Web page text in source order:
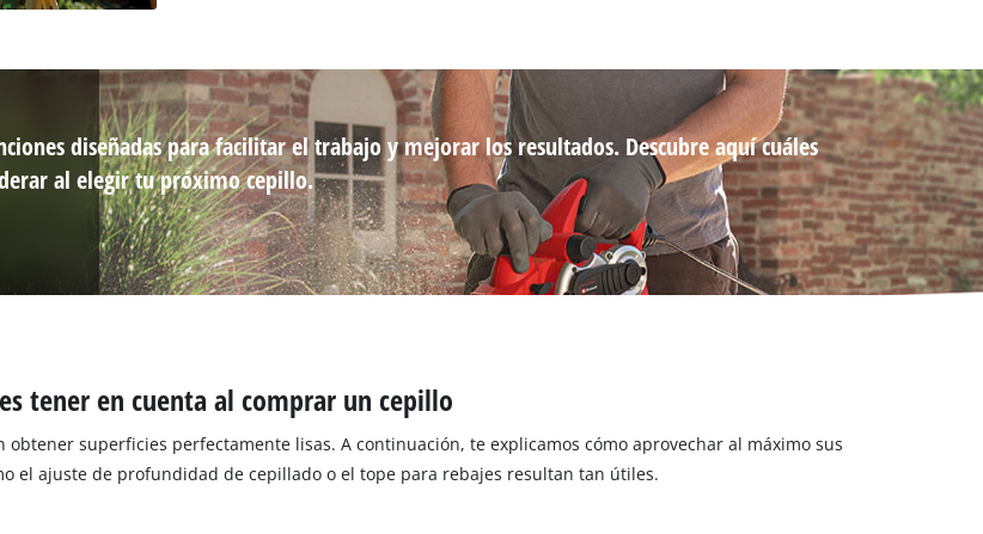
diseñadas para facilitar el trabajo y mejorar los resultados. Descubre aquí cuáles
al elegir tu próximo cepillo.
tener en cuenta al comprar un cepillo
superficies perfectamente lisas. A continuación, te explicamos cómo aprovechar al máximo sus
el ajuste de profundidad de cepillado o el tope para rebajes resultan tan útiles.